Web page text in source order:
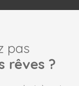
pas
rêves ?